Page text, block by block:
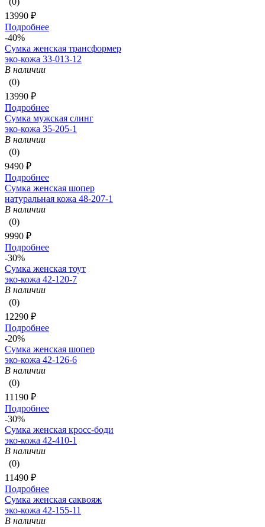
13990 ₽
Подробнее
-40%
Сумка женская трансформер
эко-кожа 33-013-12
В наличии
(0)
13990 ₽
Подробнее
Сумка мужская слинг
эко-кожа 35-205-1
В наличии
(0)
9490 ₽
Подробнее
Сумка женская шопер
натуральная кожа 48-207-1
В наличии
(0)
9990 ₽
Подробнее
-30%
Сумка женская тоут
эко-кожа 42-120-7
В наличии
(0)
12290 ₽
Подробнее
-20%
Сумка женская шопер
эко-кожа 42-126-6
В наличии
(0)
11190 ₽
Подробнее
-30%
Сумка женская кросс-боди
эко-кожа 42-410-1
В наличии
(0)
11490 ₽
Подробнее
Сумка женская саквояж
эко-кожа 42-155-11
В наличии